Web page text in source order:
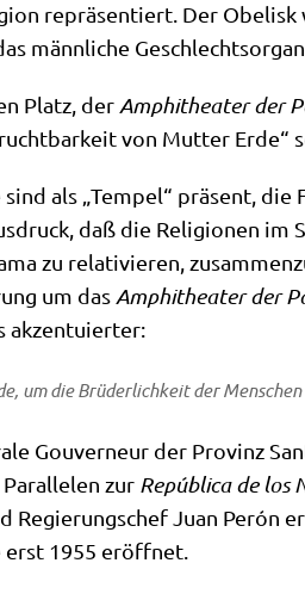
reprä­sen­tiert. Der
männ­li­che Geschlechtsorgan.
Platz, der Amphi­thea­ter der
von Mut­ter Erde“
als „Tem­pel“ prä­sent,
daß die Reli­gio­nen
zu rela­ti­vie­ren,
um das Amphi­thea­ter der
akzentuierter:
um die Brü­der­lich­keit der
Gou­ver­neur der Pro­vinz
zur Repú­b­li­ca de los
Regie­rungs­chef Juan
1955 eröffnet.